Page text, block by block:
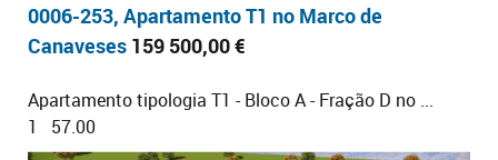
0006-253, Apartamento T1 no Marco de
Canaveses 159 500,00 €
Apartamento tipologia T1 - Bloco A - Fração D no ...
1
57.00